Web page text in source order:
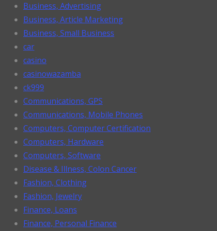
Business, Advertising
Business, Article Marketing
Business, Small Business
car
casino
casinowazamba
ck999
Communications, GPS
Communications, Mobile Phones
Computers, Computer Certification
Computers, Hardware
Computers, Software
Disease & Illness, Colon Cancer
Fashion, Clothing
Fashion, Jewelry
Finance, Loans
Finance, Personal Finance